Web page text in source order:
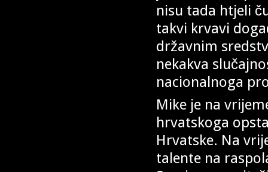
nisu tada htjeli
takvi krvavi
državnim
nekakva
nacionalnoga
Mike je na
hrvatskoga
Hrvatske. Na
talente na